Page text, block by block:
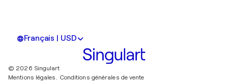
Français | USD
© 2026 Singulart
Mentions légales. Conditions générales de vente